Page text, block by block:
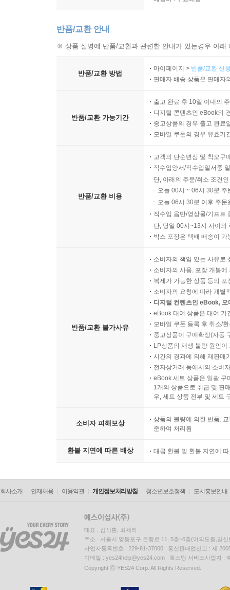
반품/교환 안내
※ 상품 설명에 반품/교환과 관련한 안내가 있는경우 아
반품/교환 방법
마이페이지 > 반품/교환 신
판매자 배송 상품은 판매자
반품/교환 가능기간
출고 완료 후 10일 이내의
디지털 콘텐츠인 eBook의
중고상품의 경우 출고 완료
모바일 쿠폰의 경우 유효기
반품/교환 비용
고객의 단순변심 및 착오구
직수입양서/직수입일서중
단, 아래의 주문/취소 조건
오늘 00시 ~ 06시 30분
오늘 06시 30분 이후 주
직수입 음반/영상물/기프트
단, 당일 00시~13시 사이의
박스 포장은 택배 배송이
반품/교환 불가사유
소비자의 책임 있는 사유로
소비자의 사용, 포장 개봉
복제가 가능한 상품 등의
소비자의 요청에 따라 개별
디지털 컨텐츠인 eBook,
eBook 대여 상품은 대여 기
모바일 쿠폰 등록 후 취소/
중고상품이 구매확정(자동
LP상품의 재생 불량 원인
시간의 경과에 의해 재판매
전자상거래 등에서의 소비
eBook 세트 상품은 일괄 구
1개의 상품으로 취급 및 판
우, 세트 상품 전부 및 세트
소비자 피해보상
상품의 불량에 의한 반품,
준하여 처리됨
환불 지연에 따른 배상 대금 환불 및 환불 지연에
회사소개 인재채용 이용약관 개인정보처리방침 청소년보호정책 도서홍보안내
대표 : 김석환, 최세라
주소 : 서울시 영등포구 은행로 11, 5층~6층(여의도동,일신
사업자등록번호 : 229-81-37000 통신판매업신고 : 제
이메일 : yes24help@yes24.com 호스팅 서비스사업자 :
Copyright ⓒ YES24 Corp. All Rights Reserved.